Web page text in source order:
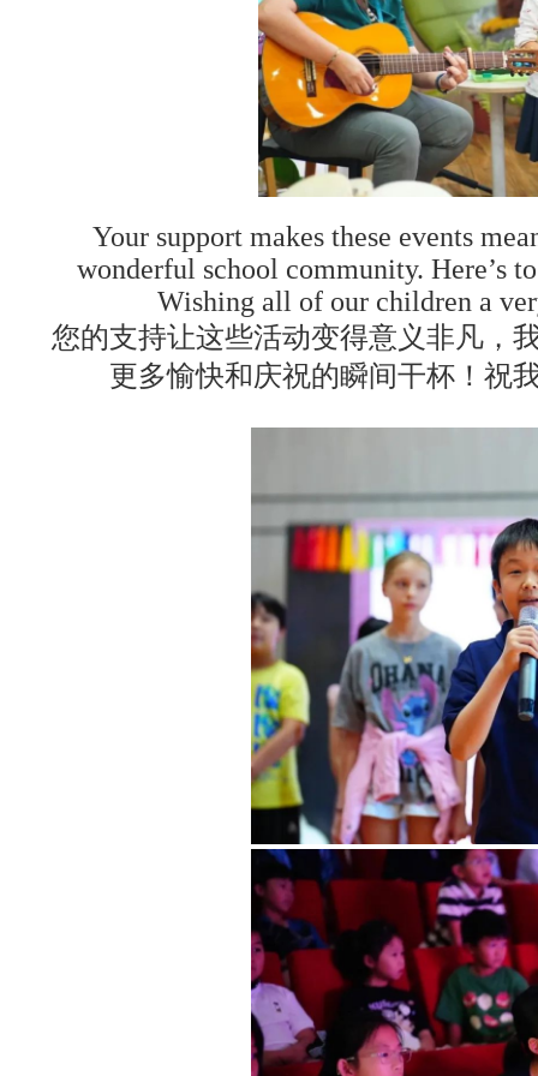
Your support makes these events
wonderful school community. Here’s
Wishing all of our children a
您的支持让这些活动变得意义非凡，
更多愉快和庆祝的瞬间干杯！祝